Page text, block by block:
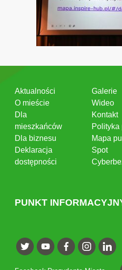
Aktualności
O mieście
Dla
mieszkańców
Dla biznesu
Deklaracja
dostępności
Galerie
Wideo
Kontakt
Polityka
Mapa
Spot
PUNKT